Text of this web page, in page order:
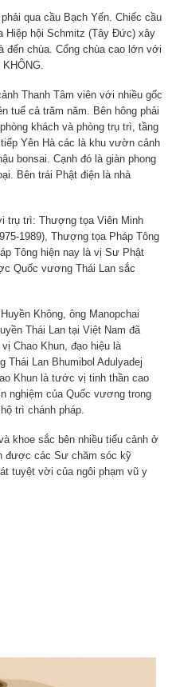
qua cầu Bạch Yến. Chiếc cầu
Hiệp hội Schmitz (Tây Đức) xây
đến chùa. Cổng chùa cao lớn với
Thanh Tâm viên với nhiều gốc
tuế cả trăm năm. Bên hông phải
khách và phòng trụ trì, tầng
Yên Hà các là khu vườn cảnh
bonsai. Cạnh đó là giàn phong
Bên trái Phật điện là nhà
trụ trì: Thượng tọa Viên Minh
1989), Thượng tọa Pháp Tông
Tông hiện nay là vị Sư Phật
Quốc vương Thái Lan sắc
Không, ông Manopchai
Thái Lan tại Việt Nam đã
Chao Khun, đạo hiệu là
Thái Lan Bhumibol Adulyadej
Khun là tước vị tinh thần cao
nghiệm của Quốc vương trong
trì chánh pháp.
khoe sắc bên nhiều tiểu cảnh ở
được các Sư chăm sóc kỹ
tuyệt vời của ngôi phạm vũ y